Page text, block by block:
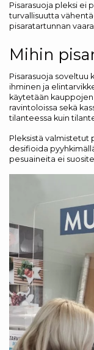
Pisarasuoja pleksi ei
turvallisuutta
pisaratartunnan
Mihin
Pisarasuoja soveltuu
ihminen ja
käytetään
ravintoloissa sekä
tilanteessa kuin
Pleksistä valmistetut
desifioida
pesuaineita ei